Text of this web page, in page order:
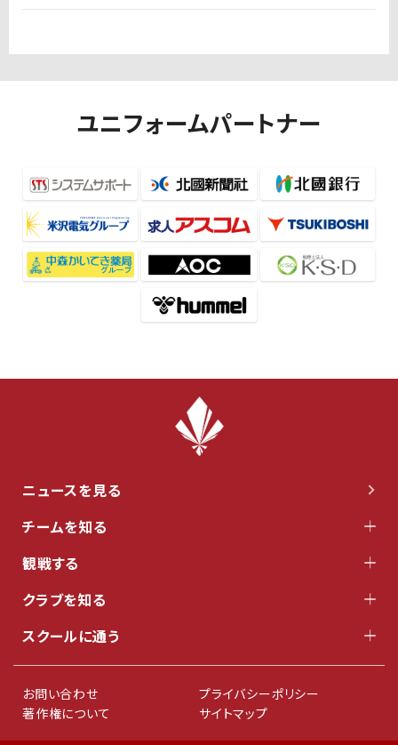
ユニフォームパートナー
ニュースを見る
チームを知る
観戦する
クラブを知る
スクールに通う
お問い合わせ
プライバシーポリシー
著作権について
サイトマップ